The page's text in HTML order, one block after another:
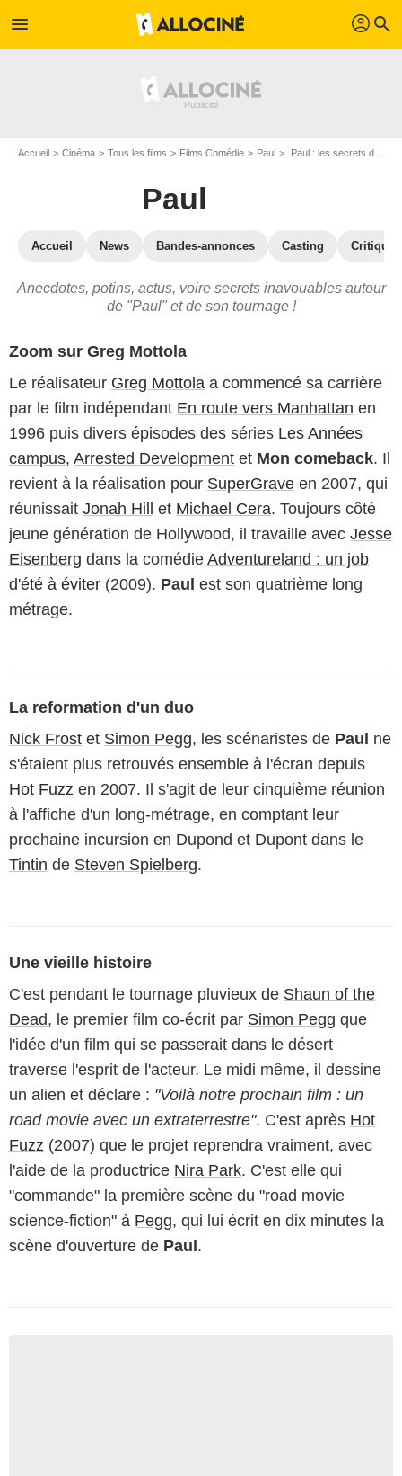
menu profil search
Accueil Cinéma Tous les films Films Comédie Paul Paul : les secrets du tournage
Paul
Accueil News Bandes-annonces Casting
Anecdotes, potins, actus, voire secrets inavouables autour
de "Paul" et de son tournage !
Zoom sur Greg Mottola
Le réalisateur Greg Mottola a commencé sa carrière
par le film indépendant En route vers Manhattan en
1996 puis divers épisodes des séries Les Années
campus, Arrested Development et Mon comeback. Il
revient à la réalisation pour SuperGrave en 2007, qui
réunissait Jonah Hill et Michael Cera. Toujours côté
jeune génération de Hollywood, il travaille avec Jesse
Eisenberg dans la comédie Adventureland : un job
d'été à éviter (2009). Paul est son quatrième long
métrage.
La reformation d'un duo
Nick Frost et Simon Pegg, les scénaristes de Paul ne
s'étaient plus retrouvés ensemble à l'écran depuis
Hot Fuzz en 2007. Il s'agit de leur cinquième réunion
à l'affiche d'un long-métrage, en comptant leur
prochaine incursion en Dupond et Dupont dans le
Tintin de Steven Spielberg.
Une vieille histoire
C'est pendant le tournage pluvieux de Shaun of the
Dead, le premier film co-écrit par Simon Pegg que
l'idée d'un film qui se passerait dans le désert
traverse l'esprit de l'acteur. Le midi même, il dessine
un alien et déclare : "Voilà notre prochain film : un
road movie avec un extraterrestre". C'est après Hot
Fuzz (2007) que le projet reprendra vraiment, avec
l'aide de la productrice Nira Park. C'est elle qui
"commande" la première scène du "road movie
science-fiction" à Pegg, qui lui écrit en dix minutes la
scène d'ouverture de Paul .